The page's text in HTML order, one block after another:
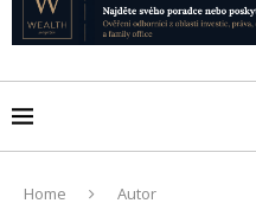
Home Autor